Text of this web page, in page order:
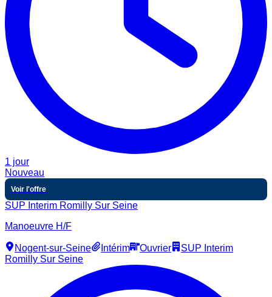
1 jour
Nouveau
Voir l'offre
SUP Interim Romilly Sur Seine
Manoeuvre H/F
Nogent-sur-Seine Intérim Ouvrier
SUP Interim
Romilly Sur Seine